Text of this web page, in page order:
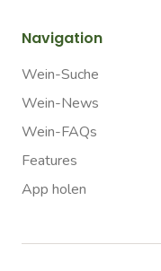
Navigation
Wein-Suche
Wein-News
Wein-FAQs
Features
App holen